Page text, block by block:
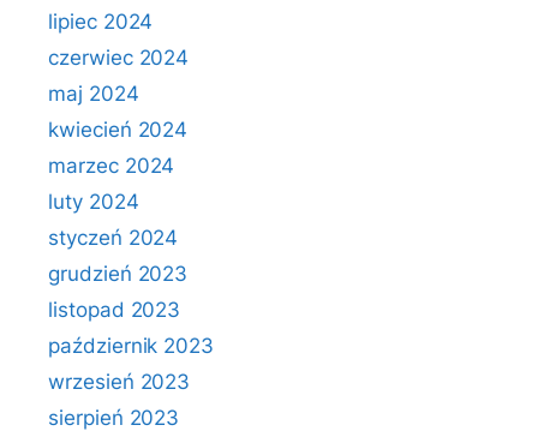
lipiec 2024
czerwiec 2024
maj 2024
kwiecień 2024
marzec 2024
luty 2024
styczeń 2024
grudzień 2023
listopad 2023
październik 2023
wrzesień 2023
sierpień 2023